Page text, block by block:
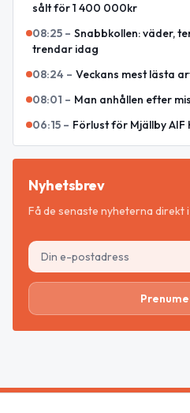
sålt för 1 400 000kr
08:25 – Snabbkollen: väder,
trendar idag
08:24 – Veckans mest lästa
08:01 – Man anhållen efter
06:15 – Förlust för Mjällby AIF
Nyhetsbrev
Få de senaste nyheterna direkt